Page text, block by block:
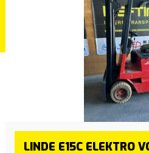
LINDE E15C ELEKTRO